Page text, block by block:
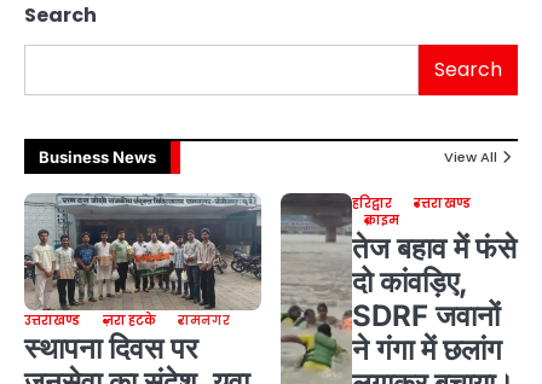
Search
Search
Business News View All
उत्तराखण्ड ज़रा हटके रामनगर
स्थापना दिवस पर
हरिद्वार
उत्तराखण्ड
क्राइम
तेज बहाव में फंसे
दो कांवड़िए,
SDRF जवानों
ने गंगा में छलांग